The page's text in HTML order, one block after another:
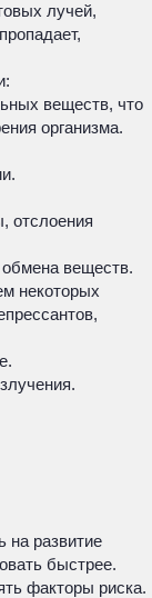
лучей,
веществ, что
организма.
отслоения
веществ.
некоторых
на развитие
быстрее.
факторы риска.